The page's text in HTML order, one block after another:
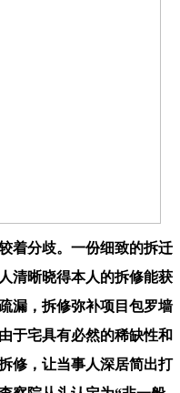
着分歧。一份细致的拆迁
清晰晓得本人的拆修能获
漏，拆修弥补项目包罗墙
于宅具有必然的稀缺性和
修，让当事人深居简出打